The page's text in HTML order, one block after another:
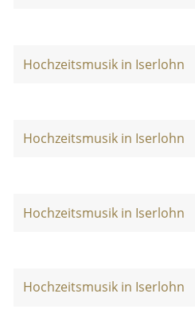
Hochzeitsmusik in Iserlohn
Hochzeitsmusik in Iserlohn
Hochzeitsmusik in Iserlohn
Hochzeitsmusik in Iserlohn